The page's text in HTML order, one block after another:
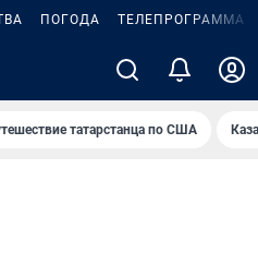
ПОГОДА ТЕЛЕПРОГРАММА
татарстанца по США